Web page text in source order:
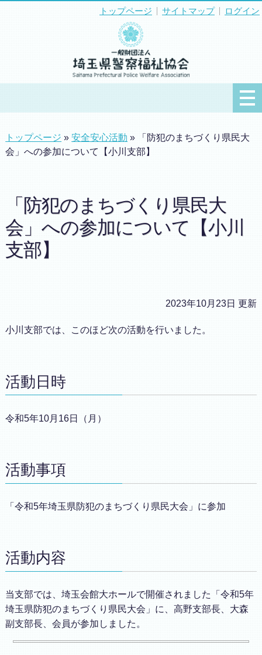
トップページ サイトマップ ログイン
トップページ »安全安心活動 » 「防犯のまちづくり県民大
会」への参加について【小川支部】
「防犯のまちづくり県民大
会」への参加について【小川
支部】
2023年10月23日 更新
小川支部では、このほど次の活動を行いました。
活動日時
令和5年10月16日（月）
活動事項
「令和5年埼玉県防犯のまちづくり県民大会」に参加
活動内容
当支部では、埼玉会館大ホールで開催されました「令和5年
埼玉県防犯のまちづくり県民大会」に、高野支部長、大森
副支部長、会員が参加しました。